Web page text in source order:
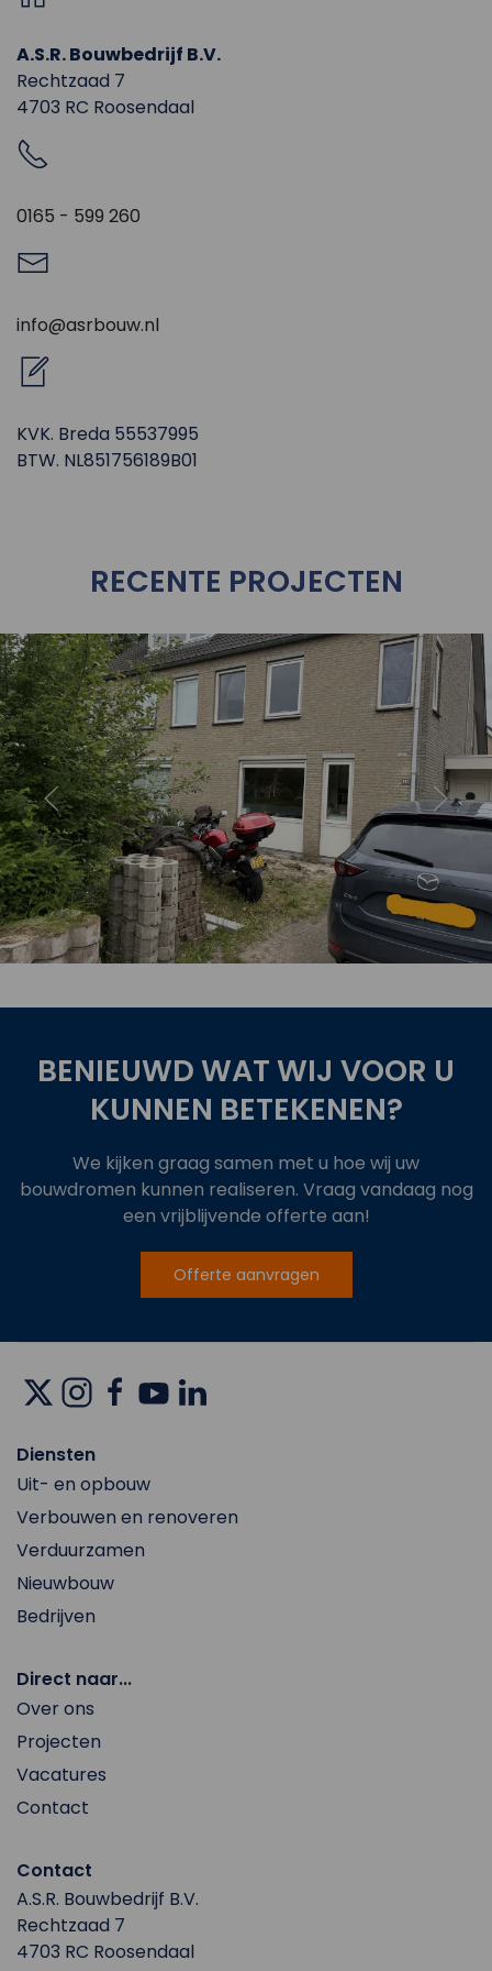
A.S.R. Bouwbedrijf B.V.
Rechtzaad 7
4703 RC Roosendaal
0165 - 599 260
info@asrbouw.nl
KVK. Breda 55537995
BTW. NL851756189B01
RECENTE PROJECTEN
Bekijk
BENIEUWD WAT WIJ VOOR U
KUNNEN BETEKENEN?
We kijken graag samen met u hoe wij uw
bouwdromen kunnen realiseren. Vraag vandaag nog
een vrijblijvende offerte aan!
Offerte aanvragen
Diensten
Uit- en opbouw
Verbouwen en renoveren
Verduurzamen
Nieuwbouw
Bedrijven
Direct naar...
Over ons
Projecten
Vacatures
Contact
Contact
A.S.R. Bouwbedrijf B.V.
Rechtzaad 7
4703 RC Roosendaal